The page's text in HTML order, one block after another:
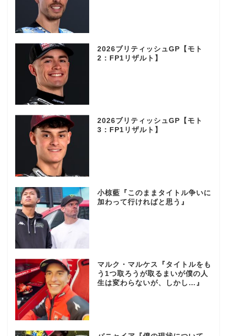
2026ブリティッシュGP【モト
2：FP1リザルト】
2026ブリティッシュGP【モト
3：FP1リザルト】
小椋藍『このままタイトル争いに
加わって行ければと思う』
マルク・マルケス『タイトルをも
う1つ取ろうが取るまいが僕の人
生は変わらないが、しかし…』